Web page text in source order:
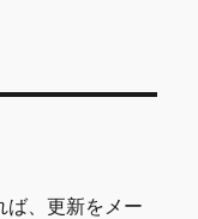
ば、更新をメー